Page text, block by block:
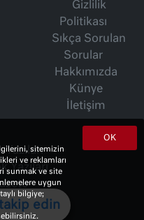
Gizlilik
Politikası
Sıkça Sorulan
Sorular
Hakkımızda
Künye
İletişim
Yazıları
OK
sitemizin
ve reklamları
sunmak ve site
uygun
bilgiye;
edin